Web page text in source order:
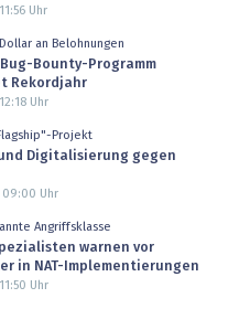
Uhr
an Belohnungen
Bounty-Programm
Rekordjahr
Uhr
Projekt
Digitalisierung gegen
09:00 Uhr
Angriffsklasse
warnen vor
in NAT-Implementierungen
Uhr